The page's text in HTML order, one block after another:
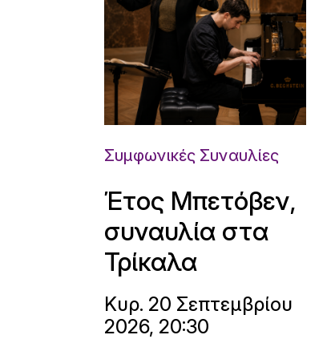
Συμφωνικές Συναυλίες
Έτος Μπετόβεν,
συναυλία στα
Τρίκαλα
Κυρ. 20 Σεπτεμβρίου
2026, 20:30